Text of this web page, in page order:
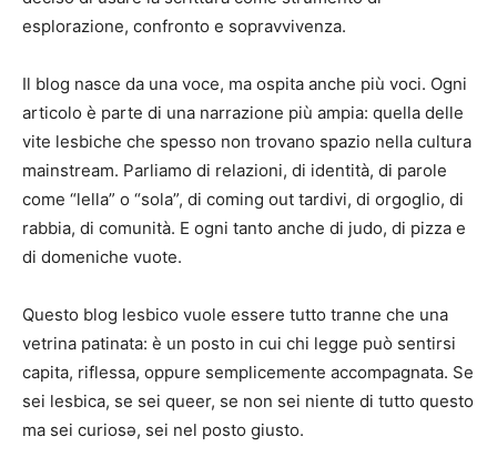
esplorazione, confronto e sopravvivenza.
Il blog nasce da una voce, ma ospita anche più voci. Ogni
articolo è parte di una narrazione più ampia: quella delle
vite lesbiche che spesso non trovano spazio nella cultura
mainstream. Parliamo di relazioni, di identità, di parole
come “lella” o “sola”, di coming out tardivi, di orgoglio, di
rabbia, di comunità. E ogni tanto anche di judo, di pizza e
di domeniche vuote.
Questo blog lesbico vuole essere tutto tranne che una
vetrina patinata: è un posto in cui chi legge può sentirsi
capita, riflessa, oppure semplicemente accompagnata. Se
sei lesbica, se sei queer, se non sei niente di tutto questo
ma sei curiosə, sei nel posto giusto.